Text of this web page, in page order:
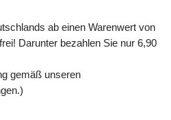
ab einen Warenwert von
Darunter bezahlen Sie nur 6,90
gemäß unseren